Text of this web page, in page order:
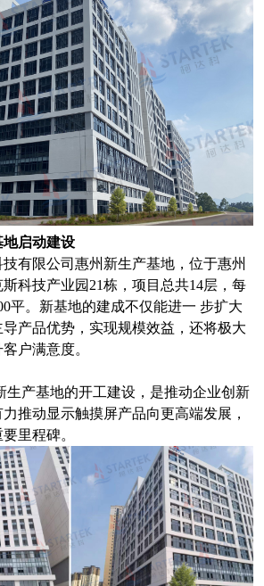
启动建设
有限公司惠州新生产基地，位于惠州
科技产业园21栋，项目总共14层，每
平。新基地的建成不仅能进一 步扩大
产品优势，实现规模效益，还将极大
户满意度。
生产基地的开工建设，是推动企业创新
推动显示触摸屏产品向更高端发展，
里程碑。